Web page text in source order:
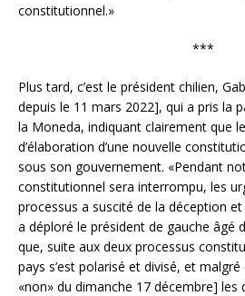
constitutionnel.»
***
Plus tard, c’est le président chilien,
depuis le 11 mars 2022], qui a pris la
la Moneda, indiquant clairement que
d’élaboration d’une nouvelle
sous son gouvernement. «Pendant
constitutionnel sera interrompu, les
processus a suscité de la déception
a déploré le président de gauche âgé
que, suite aux deux processus
pays s’est polarisé et divisé, et
«non» du dimanche 17 décembre] les